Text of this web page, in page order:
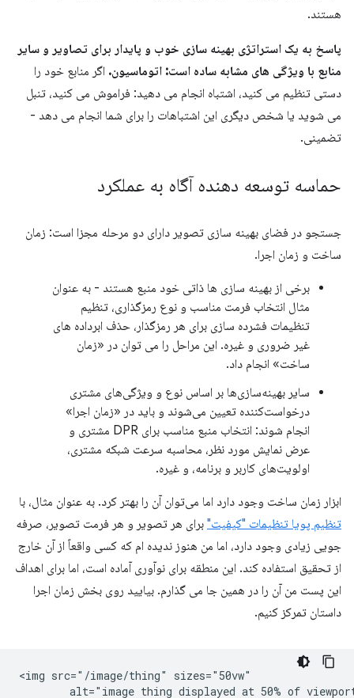
هستند.
پاسخ به یک استراتژی بهینه سازی خوب و پایدار برای تصاویر و سایر
منابع با ویژگی های مشابه ساده است: اتوماسیون. اگر منابع خود را
دستی تنظیم می کنید، اشتباه انجام می دهید: فراموش می کنید، تنبل
می شوید یا شخص دیگری این اشتباهات را برای شما انجام می دهد -
تضمینی.
حماسه توسعه دهنده آگاه به عملکرد
جستجو در فضای بهینه سازی تصویر دارای دو مرحله مجزا است: زمان
ساخت و زمان اجرا.
برخی از بهینه سازی ها ذاتی خود منبع هستند - به عنوان
مثال انتخاب فرمت مناسب و نوع رمزگذاری، تنظیم
تنظیمات فشرده سازی برای هر رمزگذار، حذف ابرداده های
غیر ضروری و غیره. این مراحل را می توان در «زمان
ساخت» انجام داد.
سایر بهینه‌سازی‌ها بر اساس نوع و ویژگی‌های مشتری
درخواست‌کننده تعیین می‌شوند و باید در «زمان اجرا»
انجام شوند: انتخاب منبع مناسب برای DPR مشتری و
عرض نمایش مورد نظر، محاسبه سرعت شبکه مشتری،
اولویت‌های کاربر و برنامه، و غیره.
ابزار زمان ساخت وجود دارد اما می‌توان آن را بهتر کرد. به عنوان مثال، با
تنظیم پویا تنظیمات "کیفیت" برای هر تصویر و هر فرمت تصویر، صرفه
جویی زیادی وجود دارد، اما من هنوز ندیده ام که کسی واقعاً از آن خارج
از تحقیق استفاده کند. این منطقه برای نوآوری آماده است، اما برای اهداف
این پست من آن را در همین جا می گذارم. بیایید روی بخش زمان اجرا
داستان تمرکز کنیم.
<img src="/image/thing" sizes="50vw"